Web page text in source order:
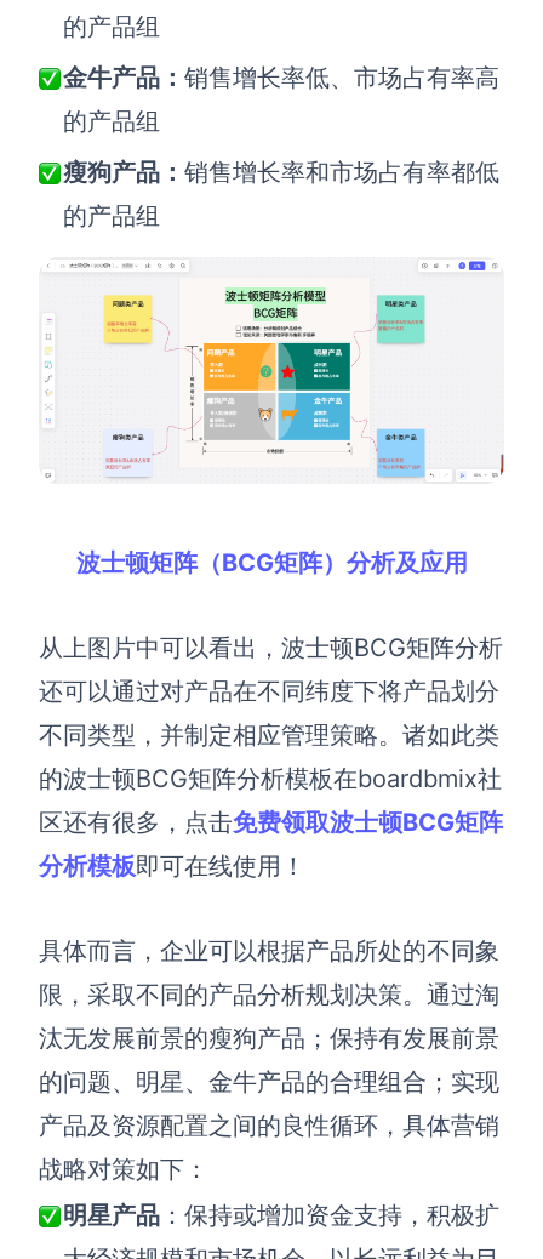
AI生成Smart分析
AI生成波士顿矩阵
AI生成波特五力模型
AI生成4P营销理论模型
AI生成竞品分析
AI生成安索夫矩阵
AI生成Grow模型
AI生成AARRR模型
AI写作
AI生成简历
模板社区
私有化部署
客户案例
用boardmix提升团队协作效率
企业版申请试用
满足企业级团队协作和管理需求
帮助支持
帮助中心
知识分享社区
探索创意灵感与高效协作技巧
定价
的产品组
金牛产品： 销售增长率低、市场占有率高
的产品组
瘦狗产品： 销售增长率和市场占有率都低
的产品组
波士顿矩阵（BCG矩阵）分析及应用
从上图片中可以看出，波士顿BCG矩阵分析
还可以通过对产品在不同纬度下将产品划分
不同类型，并制定相应管理策略。 诸如此类
的波士顿BCG矩阵分析模板在boardbmix社
区还有很多， 点击免费领取波士顿BCG矩阵
分析模板即可在线使用！
具体而言，企业可以根据产品所处的不同象
限，采取不同的产品分析规划决策。 通过淘
汰无发展前景的瘦狗产品 ； 保持有发展前景
的问题、明星、金牛产品的合理组合 ； 实现
产品及资源配置之间的良性循环，具体营销
战略对策如下：
明星产品 ：保持或增加资金支持，积极扩